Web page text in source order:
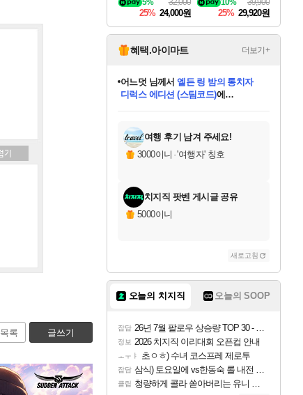
목록 글쓰기
32,000
5%
25% 24,000원
39,900
10%
25% 29,920원
혜택.아이마트 더보기+
당첨되셨습니다.
당첨되셨습니다.
어느덧 님께서엘든 링 밤의 통치자
디럭스 에디션 (스팀코드)에
당첨되셨습니다.
에디션 (스팀코드) 를 교환.
당첨되셨습니다.
당첨되셨습니다.
당첨되셨습니다.
당첨되셨습니다.
여행 후기 남겨 주세요!
3000이니 ·'여행자' 칭호
치지직 팟벤 게시글 공유
5000이니
새로고침
오늘의 치지직 오늘의 SOOP
잡담 26년 7월 팔로우 상승량 TOP 30 - 월간 치지직
정보 2026 치지직 이리대회 오픈컵 안내
ㅗㅜㅑ 초ㅇㅎ) 수녀 코스프레 제로투
잡담 삼식) 토요일에 vs한동숙 롤 내전 예정
클립 청량하게 콜라 쏟아버리는 유니 ㅋㅋㅋ